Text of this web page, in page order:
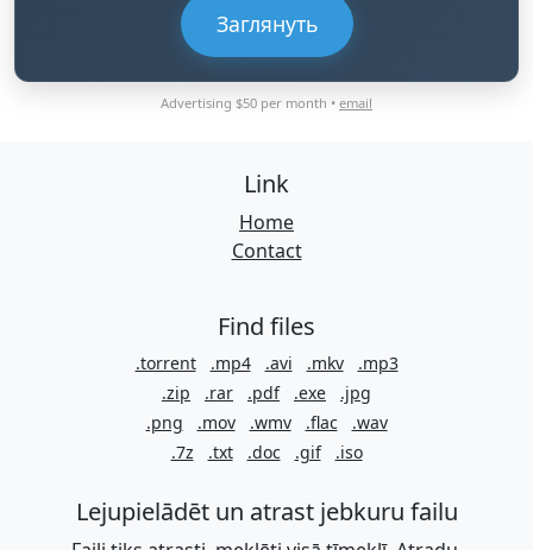
Заглянуть
Advertising $50 per month • email
Link
Home
Contact
Find files
.torrent .mp4 .avi .mkv
.mp3
.zip
.rar .pdf .exe
.jpg
.png
.mov .wmv .flac
.wav
.7z
.txt .doc .gif .iso
Lejupielādēt un atrast jebkuru failu